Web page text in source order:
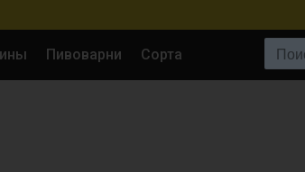
Пивоварни Сорта